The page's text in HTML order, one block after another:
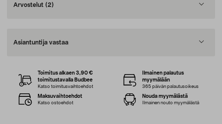
Arvostelut (2)
Asiantuntija vastaa
Toimitus alkaen 3,90 €
toimitustavalla Budbee
Katso toimitusvaihtoehdot
Ilmainen palautus
myymälään
365 päivän palautusoikeus
Maksuvaihtoehdot
Katso ostoehdot
Nouda myymälästä
Ilmainen nouto myymälästä